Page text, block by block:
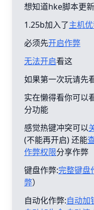
想知道hke脚本更
1.25b加入了主机
必须先开启作弊
无法开启看这
如果第一次玩请先
实在懒得看你可以
分功能
感觉热键冲突可以
(不能再开启) 还能
作弊权限分享作弊
键盘作弊:完整键盘
弊）
自动化作弊:自动加